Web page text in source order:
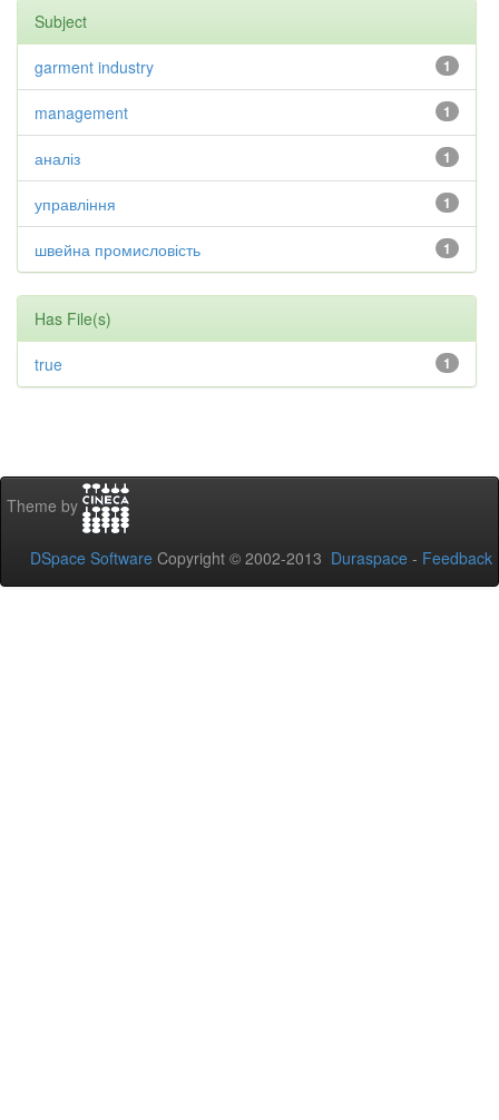
Subject
1
garment industry
1
management
1
аналіз
1
управління
1
швейна промисловість
Has File(s)
1
true
Theme by
DSpace Software Copyright © 2002-2013 Duraspace - Feedback